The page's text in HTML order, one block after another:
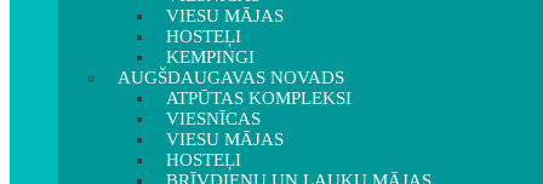
VIESU MĀJAS
HOSTEĻI
KEMPINGI
AUGŠDAUGAVAS NOVADS
ATPŪTAS KOMPLEKSI
VIESNĪCAS
VIESU MĀJAS
HOSTEĻI